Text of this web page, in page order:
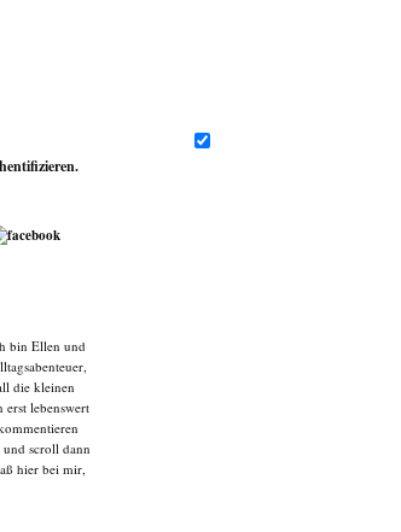
bin Ellen und
die kleinen
erst lebenswert
scroll dann
hier bei mir,